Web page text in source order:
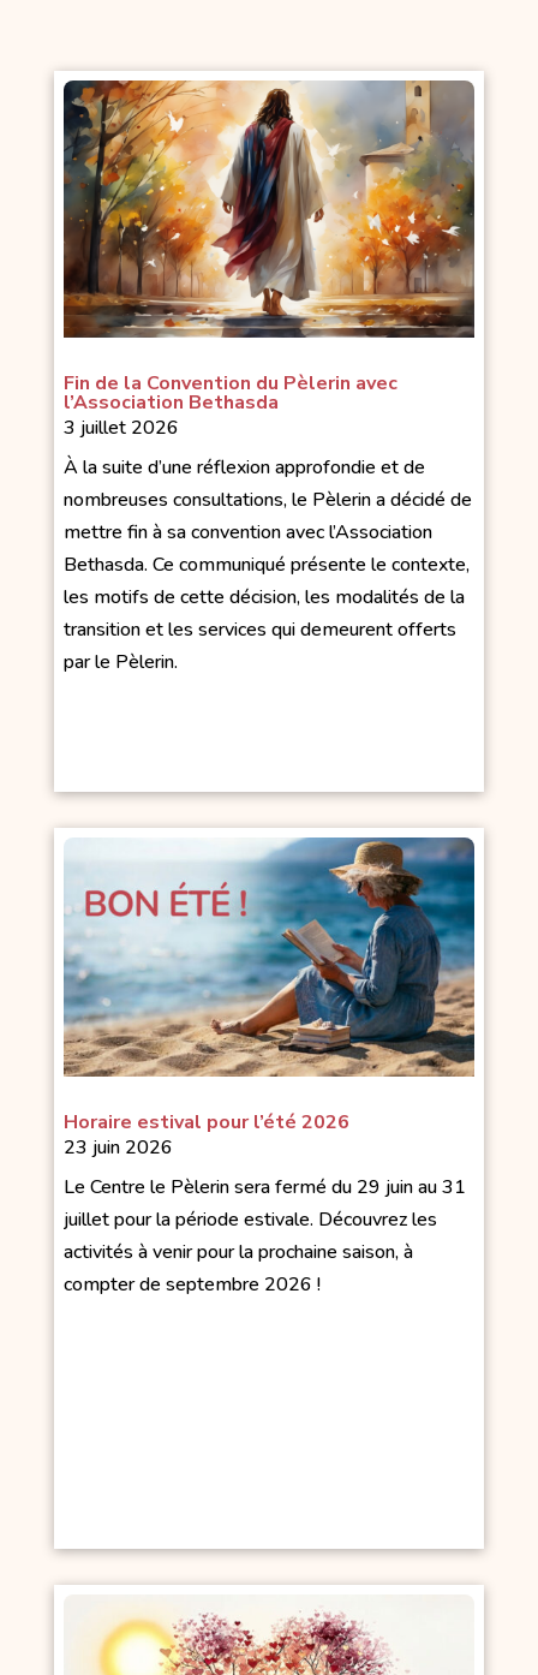
Fin de la Convention du Pèlerin avec
l’Association Bethasda
3 juillet 2026
À la suite d’une réflexion approfondie et de
nombreuses consultations, le Pèlerin a décidé de
mettre fin à sa convention avec l’Association
Bethasda. Ce communiqué présente le contexte,
les motifs de cette décision, les modalités de la
transition et les services qui demeurent offerts
par le Pèlerin.
Horaire estival pour l’été 2026
23 juin 2026
Le Centre le Pèlerin sera fermé du 29 juin au 31
juillet pour la période estivale. Découvrez les
activités à venir pour la prochaine saison, à
compter de septembre 2026 !